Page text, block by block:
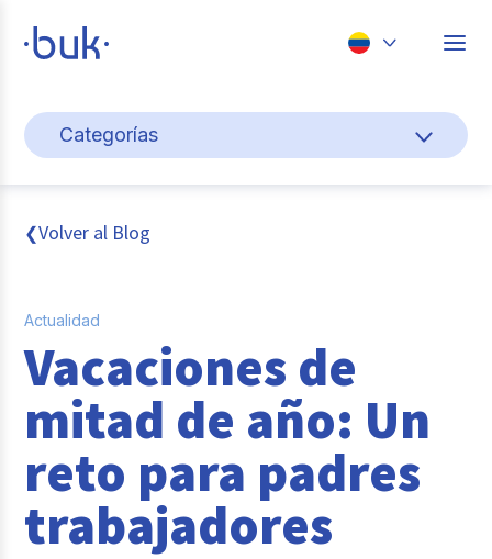
Perú
Categorías
Cultura y bienestar laboral
Gestión de personas
Pago de nómina
Buk
Transformación digital
Tendencias y Data
Reclutamiento y Selección
❮Volver al Blog
Actualidad
Vacaciones de
mitad de año: Un
reto para padres
trabajadores